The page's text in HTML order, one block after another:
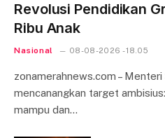
Revolusi Pendidikan
Ribu Anak
Nasional 08-08-2026 - 18.05
zonamerahnews.com –
mencanangkan target
mampu dan…